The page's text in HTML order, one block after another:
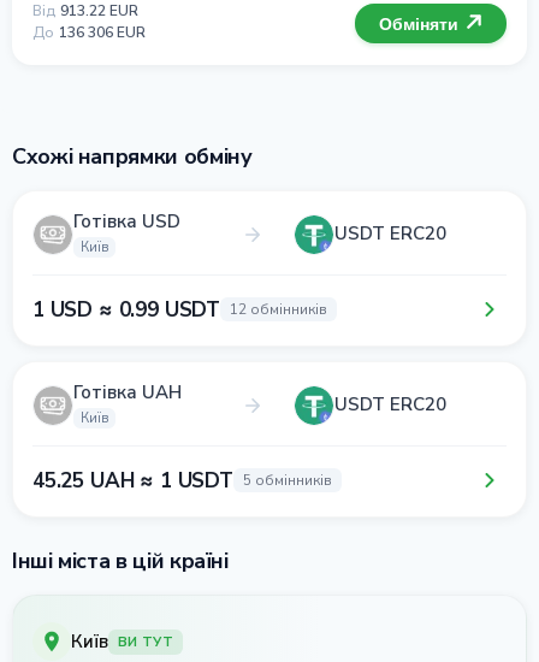
Від 913.22 EUR
До 136 306 EUR Обміняти
Схожі напрямки обміну
Готівка USD
Київ
USDT ERC20
1 USD ≈ 0.99 USDT 12 обмінників
Готівка UAH
Київ
USDT ERC20
45.25 UAH ≈ 1 USDT 5 обмінників
Інші міста в цій країні
Київ ВИ ТУТ